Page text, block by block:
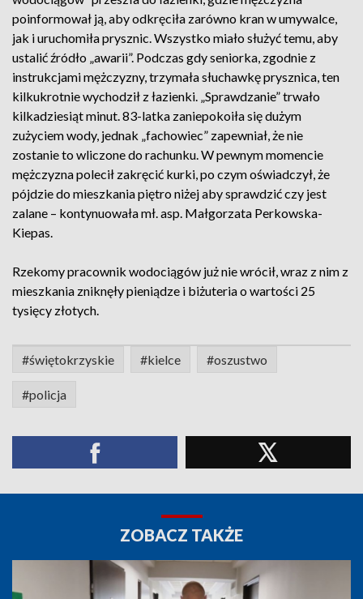
poinformował ją, aby odkręciła zarówno kran w umywalce,
jak i uruchomiła prysznic. Wszystko miało służyć temu, aby
ustalić źródło „awarii”. Podczas gdy seniorka, zgodnie z
instrukcjami mężczyzny, trzymała słuchawkę prysznica, ten
kilkukrotnie wychodził z łazienki. „Sprawdzanie” trwało
kilkadziesiąt minut. 83-latka zaniepokoiła się dużym
zużyciem wody, jednak „fachowiec” zapewniał, że nie
zostanie to wliczone do rachunku. W pewnym momencie
mężczyzna polecił zakręcić kurki, po czym oświadczył, że
pójdzie do mieszkania piętro niżej aby sprawdzić czy jest
zalane – kontynuowała mł. asp. Małgorzata Perkowska-
Kiepas.
Rzekomy pracownik wodociągów już nie wrócił, wraz z nim z
mieszkania zniknęły pieniądze i biżuteria o wartości 25
tysięcy złotych.
#świętokrzyskie #kielce #oszustwo
#policja
ZOBACZ TAKŻE